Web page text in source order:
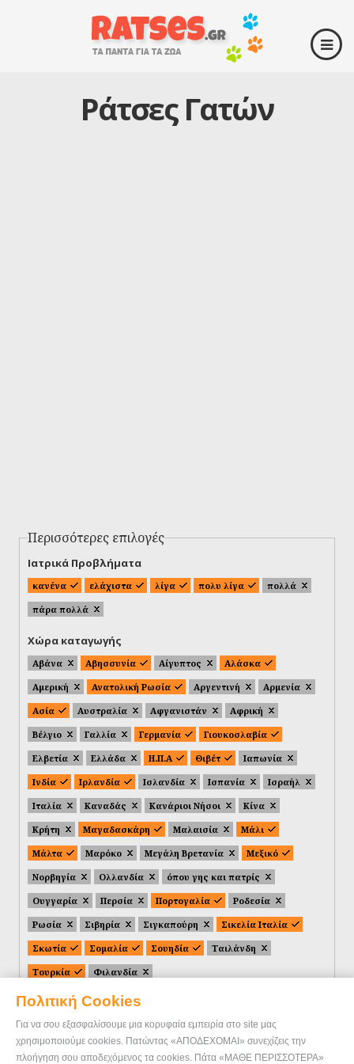
Πολιτική Cookies
Για να σου εξασφαλίσουμε μια κορυφαία εμπειρία στο site μας
χρησιμοποιούμε cookies. Πατώντας «ΑΠΟΔΕΧΟΜΑΙ» συνεχίζεις την
πλοήγηση σου αποδεχόμενος τα cookies. Πάτα «ΜΑΘΕ ΠΕΡΙΣΣΟΤΕΡΑ»
Ράτσες Γατών
Περισσότερες επιλογές
Ιατρικά Προβλήματα
κανένα ελάχιστα λίγα πολυ λίγα
πολλά
πάρα πολλά
Χώρα καταγωγής
Αβάνα Αβησσυνία Αίγυπτος
Αλάσκα
Αμερική
Ανατολική Ρωσία Αργεντινή
Αρμενία
Ασία
Αυστραλία Αφγανιστάν
Αφρική
Βέλγιο
Γαλλία Γερμανία
Γιουκοσλαβία
Ελβετία
Ελλάδα Η.Π.Α Θιβέτ
Ιαπωνία
Ινδία
Ιρλανδία Ισλανδία Ισπανία
Ισραήλ
Ιταλία
Καναδάς Κανάριοι Νήσοι
Κίνα
Κρήτη
Μαγαδασκάρη Μαλαισία
Μάλι
Μάλτα
Μαρόκο Μεγάλη Βρετανία
Μεξικό
Νορβηγία
Ολλανδία
όπου γης και πατρίς
Ουγγαρία
Περσία Πορτογαλία
Ροδεσία
Ρωσία
Σιβηρία Σιγκαπούρη
Σικελία Ιταλία
Σκωτία
Σομαλία Σουηδία
Ταιλάνδη
Τουρκία
Φιλανδία